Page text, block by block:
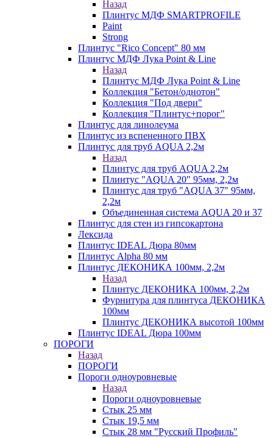
Назад
Плинтус МДФ SMARTPROFILE
Paint
Strong
Плинтус "Rico Concept" 80 мм
Плинтус МДФ Лука Point & Line
Назад
Плинтус МДФ Лука Point & Line
Коллекция "Бетон/однотон"
Коллекция "Под двери"
Коллекция "Плинтус+порог"
Плинтус для линолеума
Плинтус из вспененного ПВХ
Плинтус для труб AQUA 2,2м
Назад
Плинтус для труб AQUA 2,2м
Плинтус "AQUA 20" 95мм, 2,2м
Плинтус для труб "AQUA 37" 95мм,
2,2м
Объединенная система AQUA 20 и 37
Плинтус для стен из гипсокартона
Лексида
Плинтус IDEAL Дюра 80мм
Плинтус Alpha 80 мм
Плинтус ДЕКОНИКА 100мм, 2,2м
Назад
Плинтус ДЕКОНИКА 100мм, 2,2м
Фурнитура для плинтуса ДЕКОНИКА
100мм
Плинтус ДЕКОНИКА высотой 100мм
Плинтус IDEAL Дюра 100мм
ПОРОГИ
Назад
ПОРОГИ
Пороги одноуровневые
Назад
Пороги одноуровневые
Стык 25 мм
Стык 19,5 мм
Стык 28 мм "Русский Профиль"